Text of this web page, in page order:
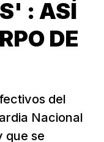
: ASÍ
DE
del
Nacional
que se